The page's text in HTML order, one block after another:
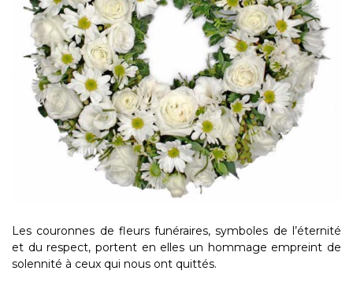
Les couronnes de fleurs funéraires, symboles de l’éternité
et du respect, portent en elles un hommage empreint de
solennité à ceux qui nous ont quittés.